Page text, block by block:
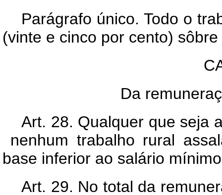
Parágrafo único. Todo o
(vinte e cinco por cento)
Da
Art. 28. Qualquer que seja
nenhum trabalho rural
base inferior ao salário
Art. 29. No total da